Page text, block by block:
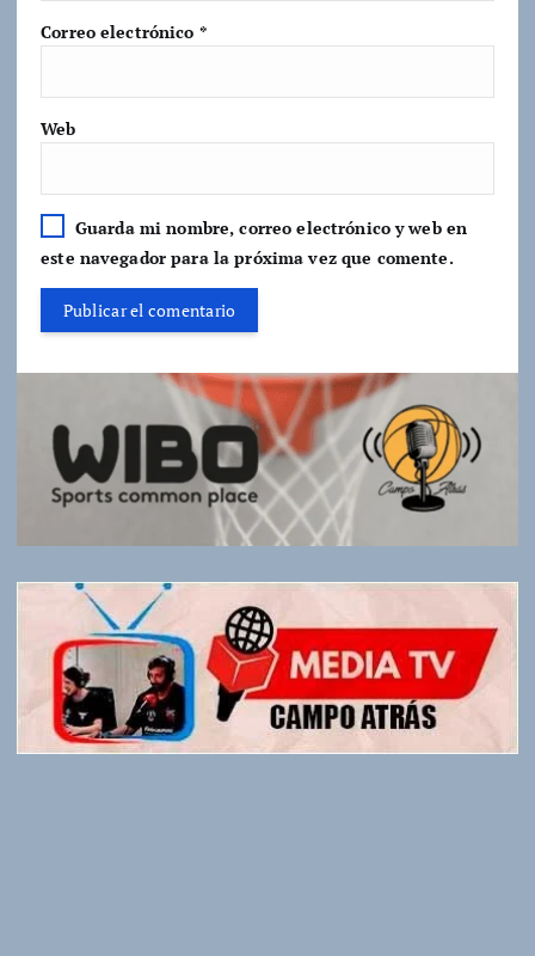
Correo electrónico *
Web
Guarda mi nombre, correo electrónico y web en
este navegador para la próxima vez que comente.